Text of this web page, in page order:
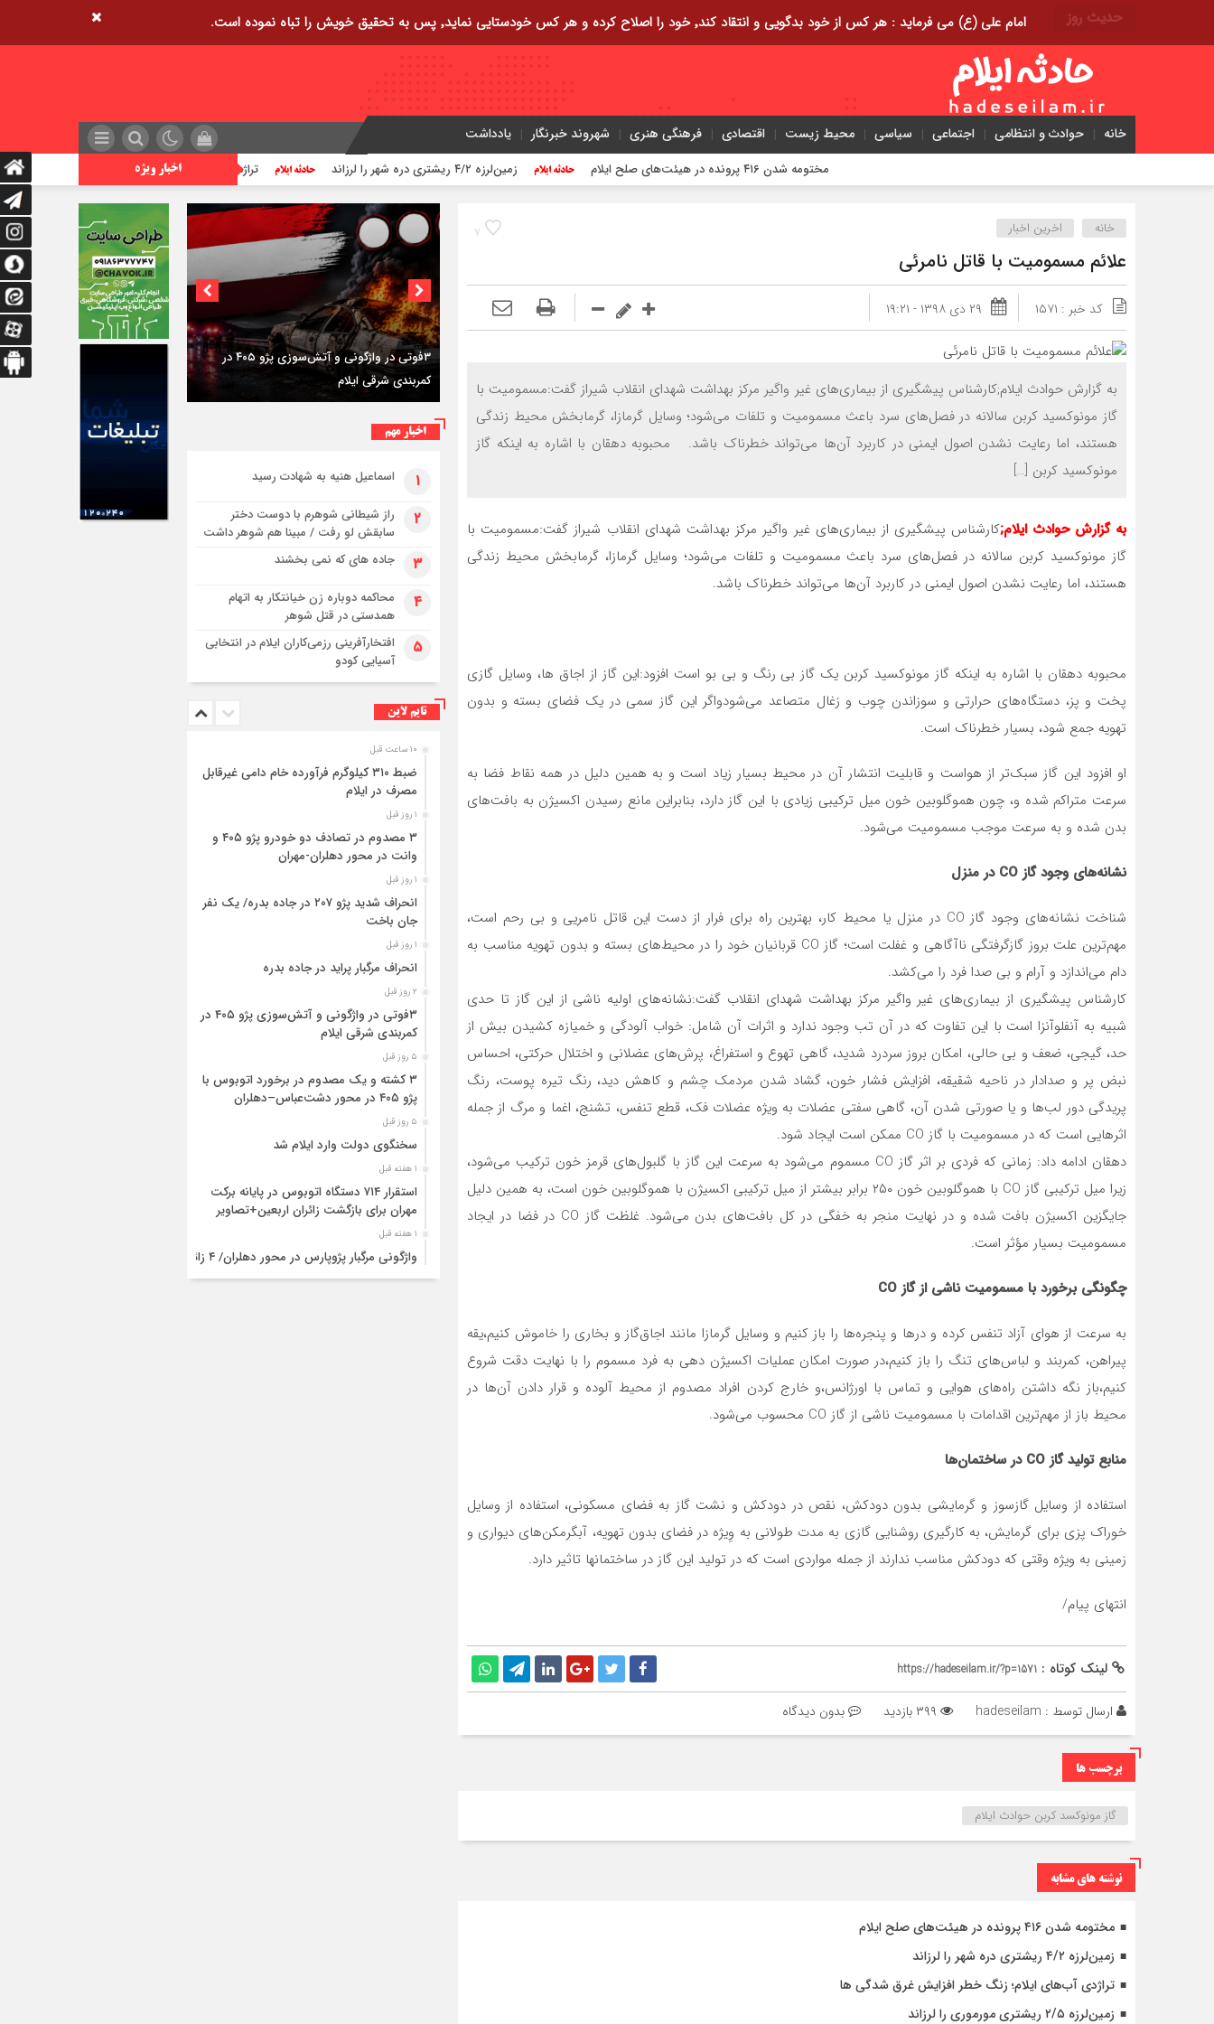
حدیث روز امام علی (ع) می فرماید : هر کس از خود بدگویی و انتقاد کند٬ خود را اصلاح کرده و هر کس خودستایی نماید٬ پس به تحقیق خویش را تباه نموده است.
خانه حوادث و انتظامی اجتماعی سیاسی محیط زیست اقتصادی فرهنگی هنری شهروند خبرنگار یادداشت
اخبار ویژه مختومه شدن ۴۱۶ پرونده در هیئت‌های صلح ایلام زمین‌لرزه ۴/۲ ریشتری دره شهر را لرزاند تراژدی آب‌های ایلام؛ زنگ خطر افزایش غرق شدگی ها
۷ خانه اخرین اخبار
علائم مسمومیت با قاتل نامرئی
کد خبر : ۱۵۷۱ ۲۹ دی ۱۳۹۸ - ۱۹:۲۱
به گزارش حوادث ایلام;کارشناس پیشگیری از بیماری‌های غیر واگیر مرکز بهداشت شهدای انقلاب شیراز گفت:مسمومیت با
گاز مونوکسید کربن سالانه در فصل‌های سرد باعث مسمومیت و تلفات می‌شود؛ وسایل گرمازا، گرمابخش محیط زندگی
هستند، اما رعایت نشدن اصول ایمنی در کاربرد آن‌ها می‌تواند خطرناک باشد. محبوبه دهقان با اشاره به اینکه گاز
مونوکسید کربن […]
به گزارش حوادث ایلام;کارشناس پیشگیری از بیماری‌های غیر واگیر مرکز بهداشت شهدای انقلاب شیراز گفت:مسمومیت با
گاز مونوکسید کربن سالانه در فصل‌های سرد باعث مسمومیت و تلفات می‌شود؛ وسایل گرمازا، گرمابخش محیط زندگی
هستند، اما رعایت نشدن اصول ایمنی در کاربرد آن‌ها می‌تواند خطرناک باشد.
محبوبه دهقان با اشاره به اینکه گاز مونوکسید کربن یک گاز بی رنگ و بی بو است افزود:این گاز از اجاق ها، وسایل گازی
پخت و پز، دستگاه‌های حرارتی و سوزاندن چوب و زغال متصاعد می‌شودواگر این گاز سمی در یک فضای بسته و بدون
تهویه جمع شود، بسیار خطرناک است.
او افزود این گاز سبک‌تر از هواست و قابلیت انتشار آن در محیط بسیار زیاد است و به همین دلیل در همه نقاط فضا به
سرعت متراکم شده و، چون هموگلوبین خون میل ترکیبی زیادی با این گاز دارد، بنابراین مانع رسیدن اکسیژن به بافت‌های
بدن شده و به سرعت موجب مسمومیت می‌شود.
نشانه‌های وجود گاز CO در منزل
شناخت نشانه‌های وجود گاز CO در منزل یا محیط کار، بهترین راه برای فرار از دست این قاتل نامریی و بی رحم است،
مهم‌ترین علت بروز گازگرفتگی ناآگاهی و غفلت است؛ گاز CO قربانیان خود را در محیط‌های بسته و بدون تهویه مناسب به
دام می‌اندازد و آرام و بی صدا فرد را می‌کشد.
کارشناس پیشگیری از بیماری‌های غیر واگیر مرکز بهداشت شهدای انقلاب گفت:نشانه‌های اولیه ناشی از این گاز تا حدی
شبیه به آنفلوآنزا است با این تفاوت که در آن تب وجود ندارد و اثرات آن شامل: خواب آلودگی و خمیازه کشیدن بیش از
حد، گیجی، ضعف و بی حالی، امکان بروز سردرد شدید، گاهی تهوع و استفراغ، پرش‌های عضلانی و اختلال حرکتی، احساس
نبض پر و صدادار در ناحیه شقیقه، افزایش فشار خون، گشاد شدن مردمک چشم و کاهش دید، رنگ تیره پوست، رنگ
پریدگی دور لب‌ها و یا صورتی شدن آن، گاهی سفتی عضلات به ویژه عضلات فک، قطع تنفس، تشنج، اغما و مرگ از جمله
اثرهایی است که در مسمومیت با گاز CO ممکن است ایجاد شود.
دهقان ادامه داد: زمانی که فردی بر اثر گاز CO مسموم می‌شود به سرعت این گاز با گلبول‌های قرمز خون ترکیب می‌شود،
زیرا میل ترکیبی گاز CO با هموگلوبین خون ۲۵۰ برابر بیشتر از میل ترکیبی اکسیژن با هموگلوبین خون است، به همین دلیل
جایگزین اکسیژن بافت شده و در نهایت منجر به خفگی در کل بافت‌های بدن می‌شود. غلظت گاز CO در فضا در ایجاد
مسمومیت بسیار مؤثر است.
چگونگی برخورد با مسمومیت ناشی از گاز CO
به سرعت از هوای آزاد تنفس کرده و درها و پنجره‌ها را باز کنیم و وسایل گرمازا مانند اجاق‌گاز و بخاری را خاموش کنیم،یقه
پیراهن، کمربند و لباس‌های تنگ را باز کنیم،در صورت امکان عملیات اکسیژن دهی به فرد مسموم را با نهایت دقت شروع
کنیم،باز نگه داشتن راه‌های هوایی و تماس با اورژانس،و خارج کردن افراد مصدوم از محیط آلوده و قرار دادن آن‌ها در
محیط باز از مهم‌ترین اقدامات با مسمومیت ناشی از گاز CO محسوب می‌شود.
منابع تولید گاز CO در ساختمان‌ها
استفاده از وسایل گازسوز و گرمایشی بدون دودکش، نقص در دودکش و نشت گاز به فضای مسکونی، استفاده از وسایل
خوراک پزی برای گرمایش، به کارگیری روشنایی گازی به مدت طولانی به وِیژه در فضای بدون تهویه، آبگرمکن‌های دیواری و
زمینی به ویژه وقتی که دودکش مناسب ندارند از جمله مواردی است که در تولید این گاز در ساختمانها تاثیر دارد.
انتهای پیام/
لینک کوتاه : https://hadeseilam.ir/?p=1571
ارسال توسط : hadeseilam بدون دیدگاه
برچسب ها
گاز مونوکسد کربن حوادث ایلام
نوشته های مشابه
مختومه شدن ۴۱۶ پرونده در هیئت‌های صلح ایلام
زمین‌لرزه ۴/۲ ریشتری دره شهر را لرزاند
تراژدی آب‌های ایلام؛ زنگ خطر افزایش غرق شدگی ها
زمین‌لرزه ۲/۵ ریشتری مورموری را لرزاند
۳فوتی در واژگونی و آتش‌سوزی پژو ۴۰۵ در
کمربندی شرقی ایلام
اخبار مهم
۱ اسماعیل هنیه به شهادت رسید
۲
راز شیطانی شوهرم با دوست دختر
سابقش لو رفت / مبینا هم شوهر داشت
۳ جاده های که نمی بخشند
۴
محاکمه دوباره زن خیانتکار به اتهام
همدستی در قتل شوهر
۵
افتخارآفرینی رزمی‌کاران ایلام در انتخابی
آسیایی کودو
تایم لاین
۱۰ ساعت قبل
ضبط ۳۱۰ کیلوگرم فرآورده خام دامی غیرقابل
مصرف در ایلام
۱ روز قبل
۳ مصدوم در تصادف دو خودرو پژو ۴۰۵ و
وانت در محور دهلران-مهران
۱ روز قبل
انحراف شدید پژو ۲۰۷ در جاده بدره/ یک نفر
جان باخت
۱ روز قبل
انحراف مرگبار پراید در جاده بدره
۲ روز قبل
۳فوتی در واژگونی و آتش‌سوزی پژو ۴۰۵ در
کمربندی شرقی ایلام
۵ روز قبل
۳ کشته و یک مصدوم در برخورد اتوبوس با
پژو ۴۰۵ در محور دشت‌عباس–دهلران
۵ روز قبل
سخنگوی دولت وارد ایلام شد
۱ هفته قبل
استقرار ۷۱۴ دستگاه اتوبوس در پایانه برکت
مهران برای بازگشت زائران اربعین+تصاویر
۱ هفته قبل
واژگونی مرگبار پژوپارس در محور دهلران/ ۴ زائر
اربعین جان باختند